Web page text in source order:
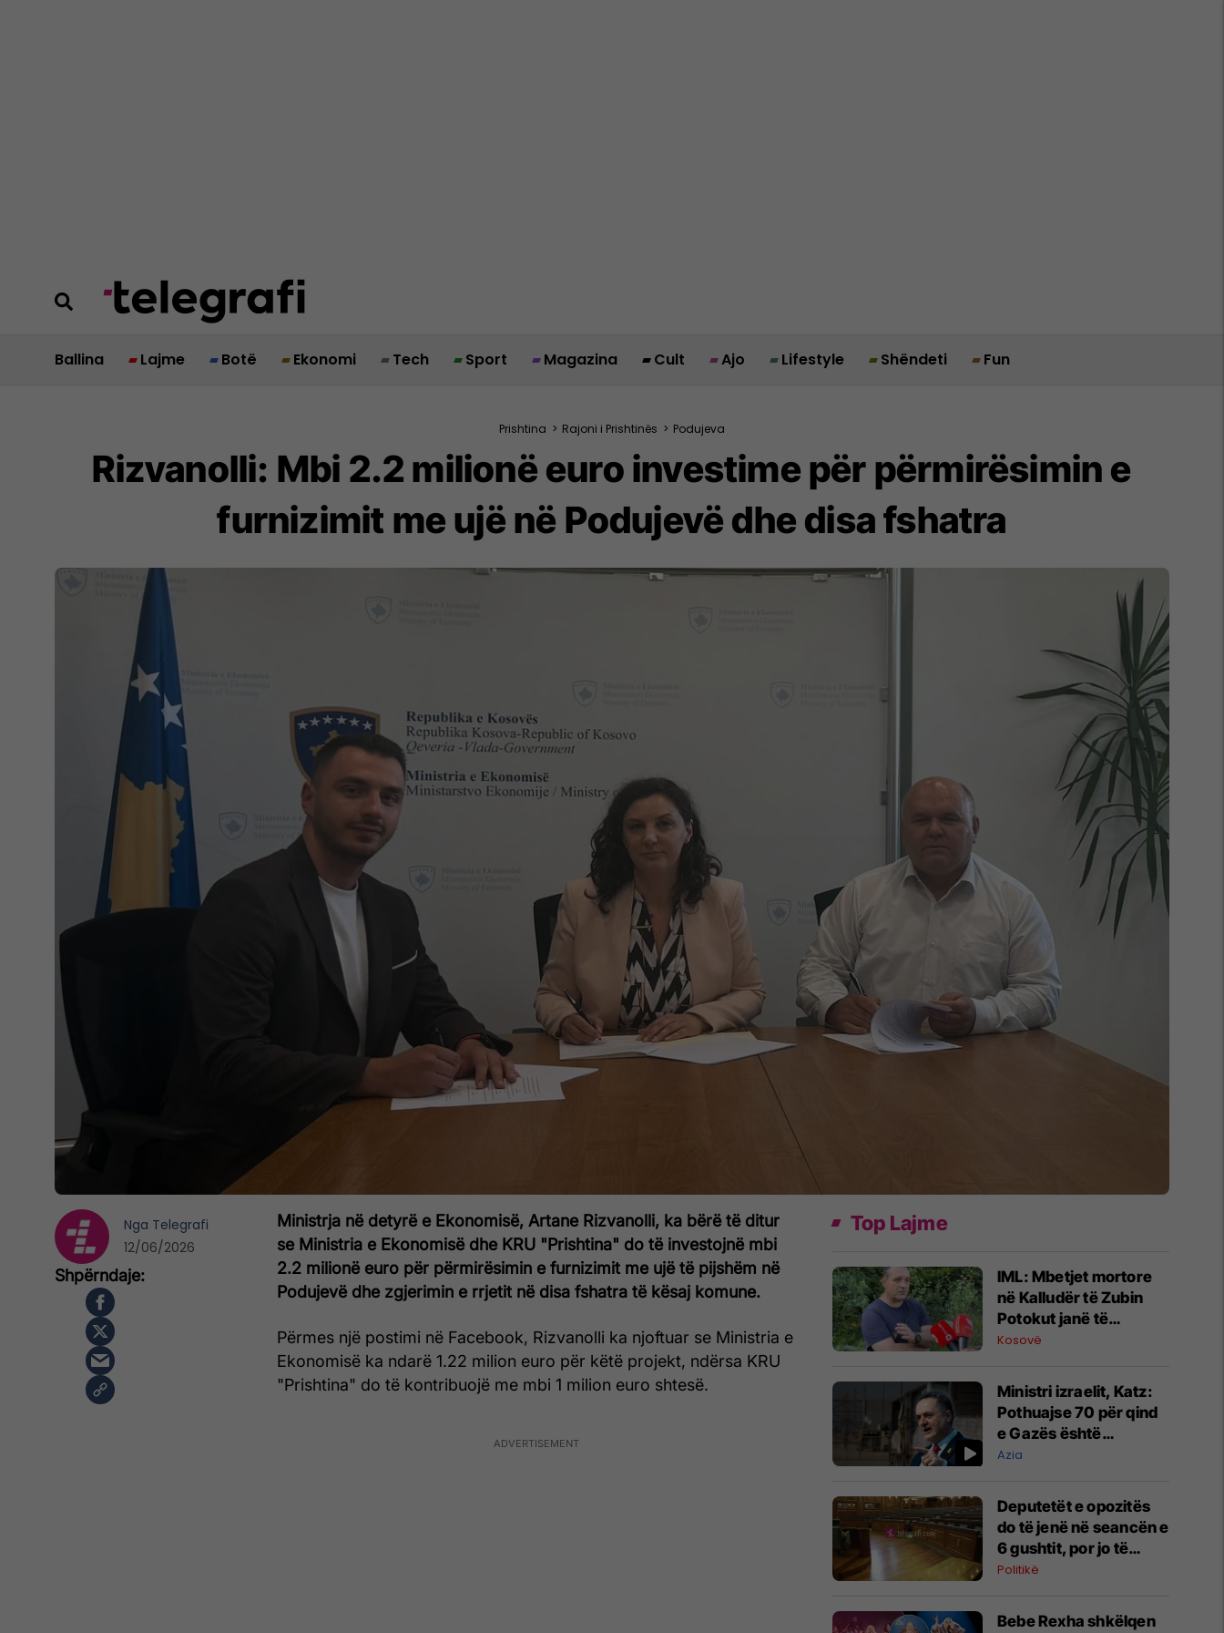
Ballina Lajme Botë Ekonomi Tech Sport Magazina Cult Ajo Lifestyle Shëndeti Fun
Prishtina > Rajoni i Prishtinës > Podujeva
Rizvanolli: Mbi 2.2 milionë euro investime për përmirësimin e
furnizimit me ujë në Podujevë dhe disa fshatra
Ministrja në detyrë e Ekonomisë, Artane Rizvanolli, ka bërë të ditur
se Ministria e Ekonomisë dhe KRU "Prishtina" do të investojnë mbi
2.2 milionë euro për përmirësimin e furnizimit me ujë të pijshëm në
Podujevë dhe zgjerimin e rrjetit në disa fshatra të kësaj komune.
Përmes një postimi në Facebook, Rizvanolli ka njoftuar se Ministria e
Ekonomisë ka ndarë 1.22 milion euro për këtë projekt, ndërsa KRU
"Prishtina" do të kontribuojë me mbi 1 milion euro shtesë.
Nga Telegrafi
12/06/2026
Top Lajme
IML: Mbetjet mortore
në Kalludër të Zubin
Potokut janë të
njerëzve, puna do të
Kosovë
Ministri izraelit, Katz:
Pothuajse 70 për qind
e Gazës është
shkatërruar, janë
në Liban
Azia
Deputetët e opozitës
do të jenë në seancën e
6 gushtit, por jo të
gjithë mbështesin
Politikë
Bebe Rexha shkëlqen